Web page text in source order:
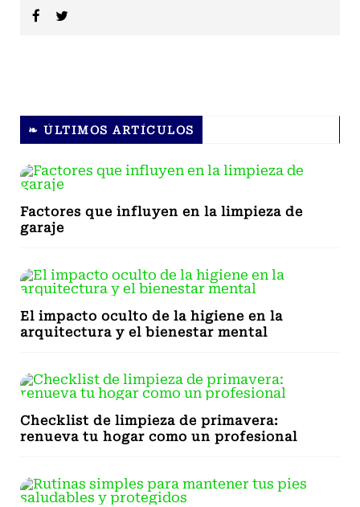
❧ ÚLTIMOS ARTÍCULOS
Factores que influyen en la limpieza de
garaje
El impacto oculto de la higiene en la
arquitectura y el bienestar mental
Checklist de limpieza de primavera:
renueva tu hogar como un profesional